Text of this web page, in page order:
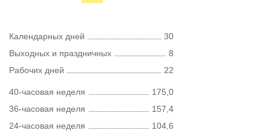
Календарных дней
30
Выходных и праздничных
8
Рабочих дней
22
40-часовая неделя
175,0
36-часовая неделя
157,4
24-часовая неделя
104,6